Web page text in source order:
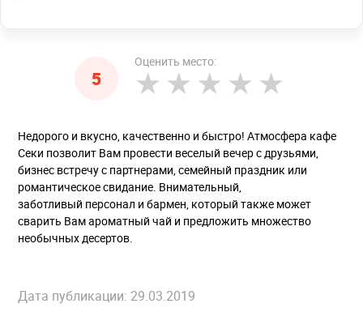
5
Оценить место:
Недорого и вкусно, качественно и быстро! Атмосфера кафе
Секи позволит Вам провести веселый вечер с друзьями,
бизнес встречу с партнерами, семейный праздник или
романтическое свидание. Внимательный,
заботливый персонал и бармен, который также может
сварить Вам ароматный чай и предложить множество
необычных десертов.
Дата публикации: 29.03.2019